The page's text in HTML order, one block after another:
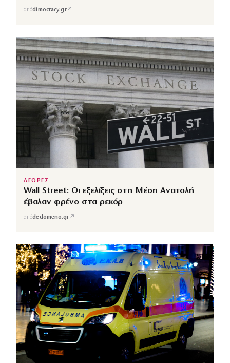
απόdimocracy.gr↗
ΑΓΟΡΕΣ
Wall Street: Οι εξελίξεις στη Μέση Ανατολή
έβαλαν φρένο στα ρεκόρ
απόdedomeno.gr ↗